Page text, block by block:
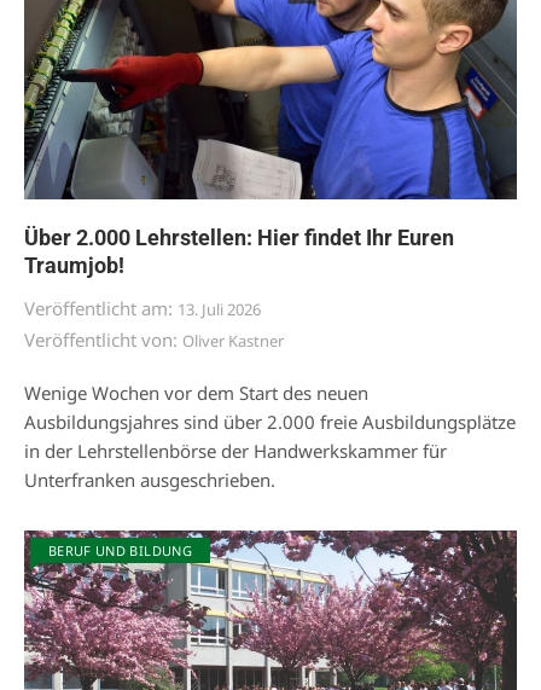
Über 2.000 Lehrstellen: Hier findet Ihr Euren
Traumjob!
Veröffentlicht am: 13. Juli 2026
Veröffentlicht von: Oliver Kastner
Wenige Wochen vor dem Start des neuen
Ausbildungsjahres sind über 2.000 freie Ausbildungsplätze
in der Lehrstellenbörse der Handwerkskammer für
Unterfranken ausgeschrieben.
BERUF UND BILDUNG